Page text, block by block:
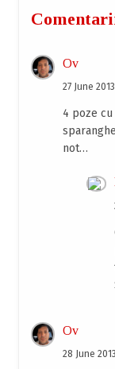
Ov
27 June
4 poze
not…
Ov
28 June